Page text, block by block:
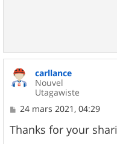
carllance
Nouvel
Utagawiste
M
s
s
24 mars 2021, 04:29
Thanks for your